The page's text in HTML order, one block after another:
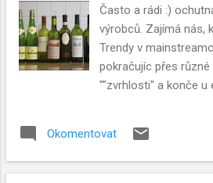
Často a rádi :)
výrobců. Zajímá nás,
Trendy v
pokračujíc přes
""zvrhlosti" a konče u
tentokráte to byl
záběrem. 2x bílé z
Okomentovat